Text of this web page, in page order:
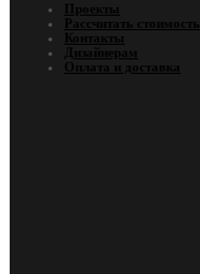
Проекты
Рассчитать стоимость
Контакты
Дизайнерам
Оплата и доставка